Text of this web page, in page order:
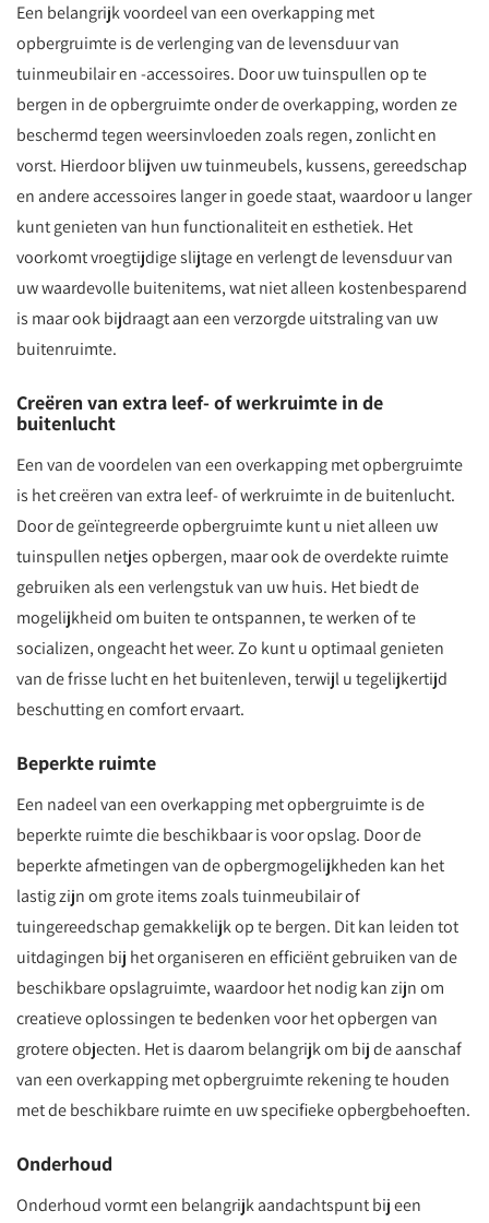
Een belangrijk voordeel van een overkapping met
opbergruimte is de verlenging van de levensduur van
tuinmeubilair en -accessoires. Door uw tuinspullen op te
bergen in de opbergruimte onder de overkapping, worden ze
beschermd tegen weersinvloeden zoals regen, zonlicht en
vorst. Hierdoor blijven uw tuinmeubels, kussens, gereedschap
en andere accessoires langer in goede staat, waardoor u langer
kunt genieten van hun functionaliteit en esthetiek. Het
voorkomt vroegtijdige slijtage en verlengt de levensduur van
uw waardevolle buitenitems, wat niet alleen kostenbesparend
is maar ook bijdraagt aan een verzorgde uitstraling van uw
buitenruimte.
Creëren van extra leef- of werkruimte in de
buitenlucht
Een van de voordelen van een overkapping met opbergruimte
is het creëren van extra leef- of werkruimte in de buitenlucht.
Door de geïntegreerde opbergruimte kunt u niet alleen uw
tuinspullen netjes opbergen, maar ook de overdekte ruimte
gebruiken als een verlengstuk van uw huis. Het biedt de
mogelijkheid om buiten te ontspannen, te werken of te
socializen, ongeacht het weer. Zo kunt u optimaal genieten
van de frisse lucht en het buitenleven, terwijl u tegelijkertijd
beschutting en comfort ervaart.
Beperkte ruimte
Een nadeel van een overkapping met opbergruimte is de
beperkte ruimte die beschikbaar is voor opslag. Door de
beperkte afmetingen van de opbergmogelijkheden kan het
lastig zijn om grote items zoals tuinmeubilair of
tuingereedschap gemakkelijk op te bergen. Dit kan leiden tot
uitdagingen bij het organiseren en efficiënt gebruiken van de
beschikbare opslagruimte, waardoor het nodig kan zijn om
creatieve oplossingen te bedenken voor het opbergen van
grotere objecten. Het is daarom belangrijk om bij de aanschaf
van een overkapping met opbergruimte rekening te houden
met de beschikbare ruimte en uw specifieke opbergbehoeften.
Onderhoud
Onderhoud vormt een belangrijk aandachtspunt bij een